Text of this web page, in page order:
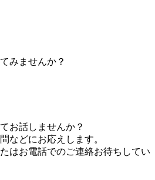
みませんか？
お話しませんか？
などにお応えします。
はお電話でのご連絡お待ちしてい